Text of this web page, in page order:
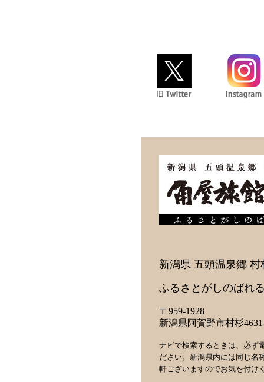
新潟県 五頭温泉郷 村
ふるさとがしのばれ
〒959-1928
新潟県阿賀野市村杉
ナビで検索するときは、必ず
ださい。新潟県内には同じ名
軒ございますのでお気を付け